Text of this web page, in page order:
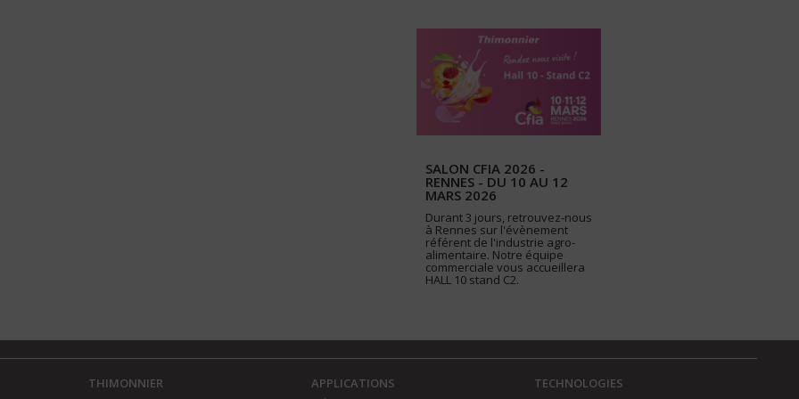
SALON CFIA 2026 -
RENNES - DU 10 AU 12
MARS 2026
Durant 3 jours, retrouvez-nous
à Rennes sur l'évènement
référent de l'industrie agro-
alimentaire. Notre équipe
commerciale vous accueillera
HALL 10 stand C2.
THIMONNIER
APPLICATIONS
TECHNOLOGIES